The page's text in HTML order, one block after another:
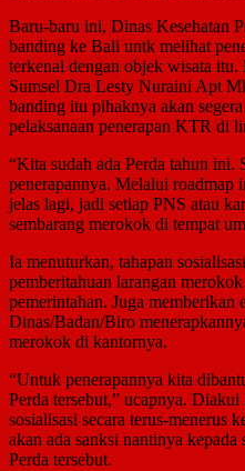
Baru-baru ini, Dinas Kesehatan
banding ke Bali untk melihat
terkenal dengan objek wisata
Sumsel Dra Lesty Nuraini Apt
banding itu pihaknya akan
pelaksanaan penerapan KTR di
“Kita sudah ada Perda tahun ini.
penerapannya. Melalui roadmap
jelas lagi, jadi setiap PNS atau
sembarang merokok di tempat
Ia menuturkan, tahapan
pemberitahuan larangan
pemerintahan. Juga memberikan
Dinas/Badan/Biro
merokok di kantornya.
“Untuk penerapannya kita
Perda tersebut,” ucapnya.
sosialisasi secara terus-menerus
akan ada sanksi nantinya
Perda tersebut.